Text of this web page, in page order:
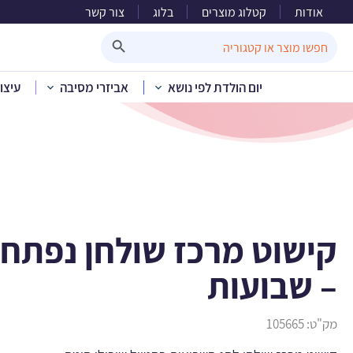
אודות קטלוג מוצרים בלוג צור קשר
for:
יום הולדת לפי נושא אביזרי מסיבה
קישוט
בית»קטלוג מוצרים
קישוט מרכז שולחן
– שבועות
מק"ט:105665